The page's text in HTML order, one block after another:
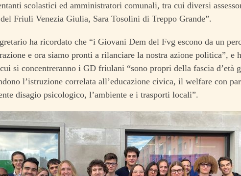
scolastici ed amministratori comunali, tra cui diversi
Friuli Venezia Giulia, Sara Tosolini di Treppo Grande”.
ha ricordato che “i Giovani Dem del Fvg escono da un
e ora siamo pronti a rilanciare la nostra azione politica”, e
si concentreranno i GD friulani “sono propri della fascia d’età
l’istruzione correlata all’educazione civica, il welfare con
disagio psicologico, l’ambiente e i trasporti locali”.